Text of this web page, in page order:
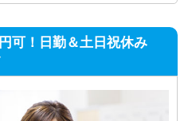
可！日勤＆土日祝休み